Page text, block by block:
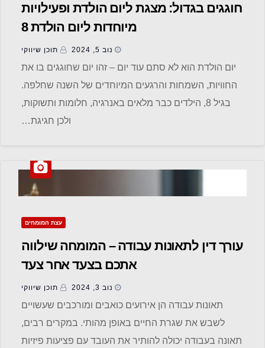
חוגגים בגדול: מצגת ליום הולדת ופעילויות
מיוחדות ליום הולדת 8
נוב 5, 2024 תוכן שיווקי
יום הולדת הוא לא סתם עוד יום – זהו יום שחוגגים בו את
החוויות, השמחות והרגעים המיוחדים של השנה שחלפה.
בגיל 8, הילדים כבר מלאים באנרגיה, חלומות ותשוקות,
ולכן חגיגת…
עצת המומחים
עורך דין לתאונות עבודה – המומחה שילווה
אתכם בצעד אחר צעד
נוב 3, 2024 תוכן שיווקי
תאונות עבודה הן אירועים כואבים ומורכבים שעשויים
לשבש את שגרת החיים באופן מהותי. במקרים רבים,
תאונה בעבודה יכולה להותיר את העובד עם פציעות פיזיות